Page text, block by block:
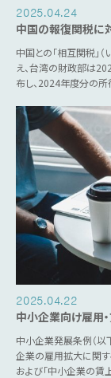
2025.04.24
中国の報復関税
中国との「相互関税」
え、台湾の財政部は
布し、2024年度分の
2025.04.22
中小企業向け雇用
中小企業発展条例（以
企業の雇用拡大に関す
および「中小企業の